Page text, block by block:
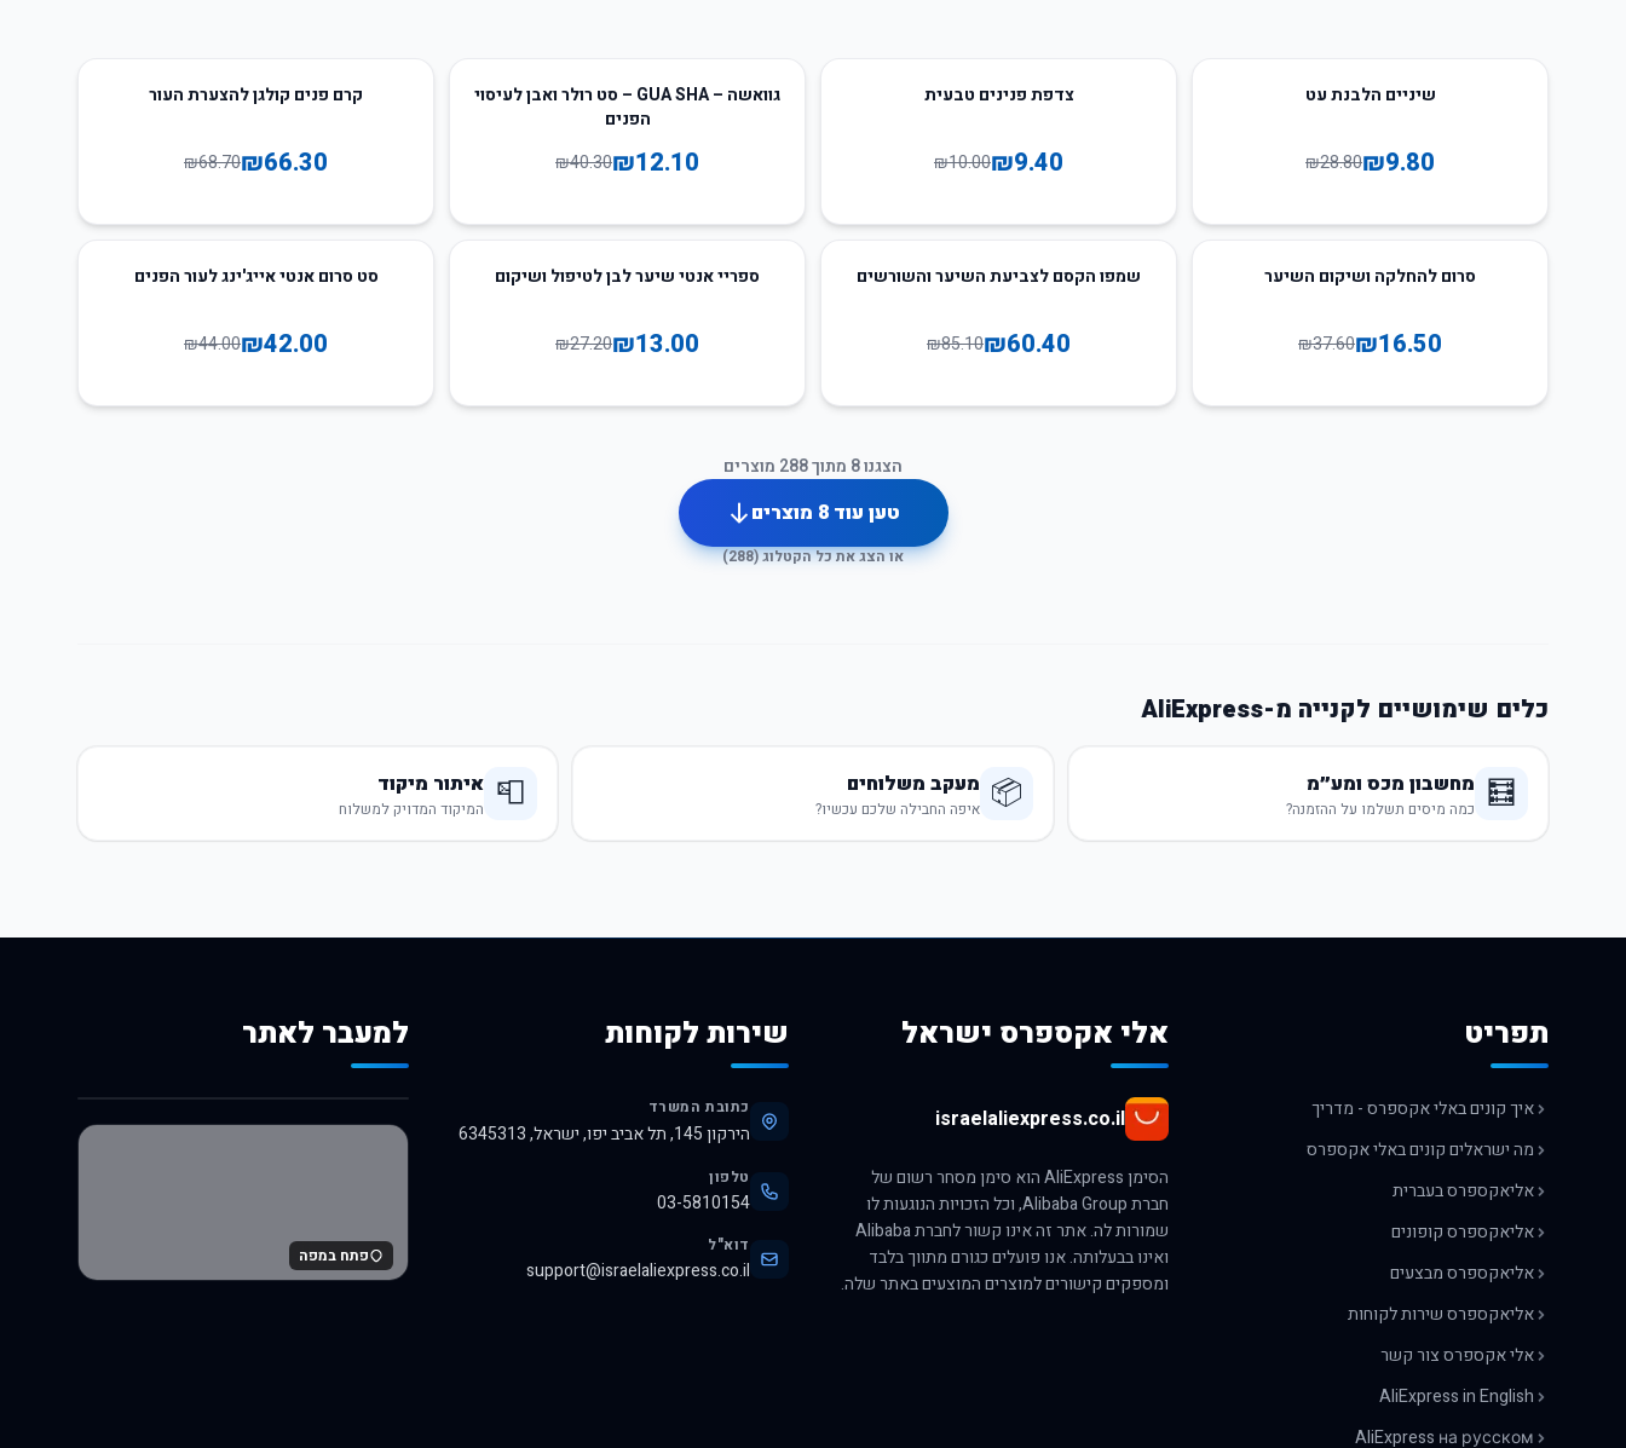
שיניים הלבנת עט
₪9.80
₪28.80
צדפת פנינים טבעית
₪9.40
₪10.00
70%
גוואשה – GUA SHA – סט רולר ואבן לעיסוי
הפנים
₪12.10
₪40.30
קרם פנים קולגן להצערת העור
₪66.30
₪68.70
סרום להחלקה ושיקום השיער
₪16.50
₪37.60
29
שמפו הקסם לצביעת השיער והשורשים
₪60.40
₪85.10
52ספריי אנטי שיער לבן לטיפול ושיקום
₪13.00
₪27.20
סט סרום אנטי אייג'ינג לעור הפנים
₪42.00
₪44.00
הצגנו8 מתוך288 מוצרים
טען עוד8 מוצרים
או הצג את כל הקטלוג (288
)
כלים שימושיים לקנייה מ-AliExpress
🧮 מחשבון מכס ומע״מ
כמה מיסים תשלמו על ההזמנה? 📦 מעקב משלוחים
איפה החבילה שלכם עכשיו? 📮 איתור מיקוד
המיקוד המדויק למשלוח
תפריט
איך קונים באלי אקספרס - מדריך
מה ישראלים קונים באלי אקספרס
אליאקספרס בעברית
אליאקספרס קופונים
אליאקספרס מבצעים
אליאקספרס שירות לקוחות
אלי אקספרס צור קשר
AliExpress in English
AliExpress на русском
אלי אקספרס ישראל
israelaliexpress.co.il
הסימן AliExpress הוא סימן מסחר רשום של
חברת Alibaba Group, וכל הזכויות הנוגעות לו
שמורות לה. אתר זה אינו קשור לחברת Alibaba
ואינו בבעלותה. אנו פועלים כגורם מתווך בלבד
ומספקים קישורים למוצרים המוצעים באתר שלה.
שירות לקוחות
כתובת המשרד
הירקון 145, תל אביב יפו, ישראל, 6345313
טלפון
03-5810154
דוא"ל
support@israelaliexpress.co.il
למעבר לאתר
לרכישה באלי אקספרס
פתח במפה